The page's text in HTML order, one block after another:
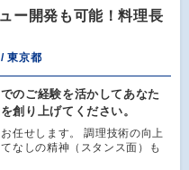
ー開発も可能！料理長
東京都
のご経験を活かしてあなた
創り上げてください。
任せします。 調理技術の向上
なしの精神（スタンス面）も